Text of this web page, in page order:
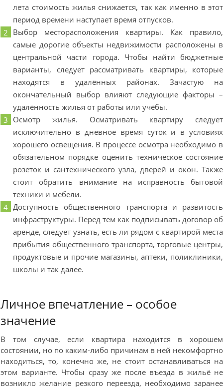
лета стоимость жилья снижается, так как именно в этот
период времени наступает время отпусков.
Выбор месторасположения квартиры. Как правило,
самые дорогие объекты недвижимости расположены в
центральной части города. Чтобы найти бюджетные
варианты, следует рассматривать квартиры, которые
находятся в удалённых районах. Зачастую на
окончательный выбор влияют следующие факторы –
удалённость жилья от работы или учёбы.
Осмотр жилья. Осматривать квартиру следует
исключительно в дневное время суток и в условиях
хорошего освещения. В процессе осмотра необходимо в
обязательном порядке оценить техническое состояние
розеток и сантехнического узла, дверей и окон. Также
стоит обратить внимание на исправность бытовой
техники и мебели.
Доступность общественного транспорта и развитость
инфраструктуры. Перед тем как подписывать договор об
аренде, следует узнать, есть ли рядом с квартирой места
прибытия общественного транспорта, торговые центры,
продуктовые и прочие магазины, аптеки, поликлиники,
школы и так далее.
Личное впечатление – особое
значение
В том случае, если квартира находится в хорошем
состоянии, но по каким-либо причинам в ней некомфортно
находиться, то, конечно же, не стоит останавливаться на
этом варианте. Чтобы сразу же после въезда в жильё не
возникло желание резкого переезда, необходимо заранее